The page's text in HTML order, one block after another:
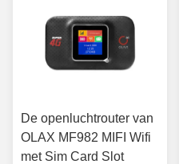
De openluchtrouter van
OLAX MF982 MIFI Wifi
met Sim Card Slot